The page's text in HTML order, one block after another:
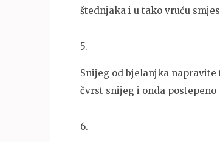
štednjaka i u tako vruću
5.
Snijeg od bjelanjka
čvrst snijeg i onda postepeno
6.